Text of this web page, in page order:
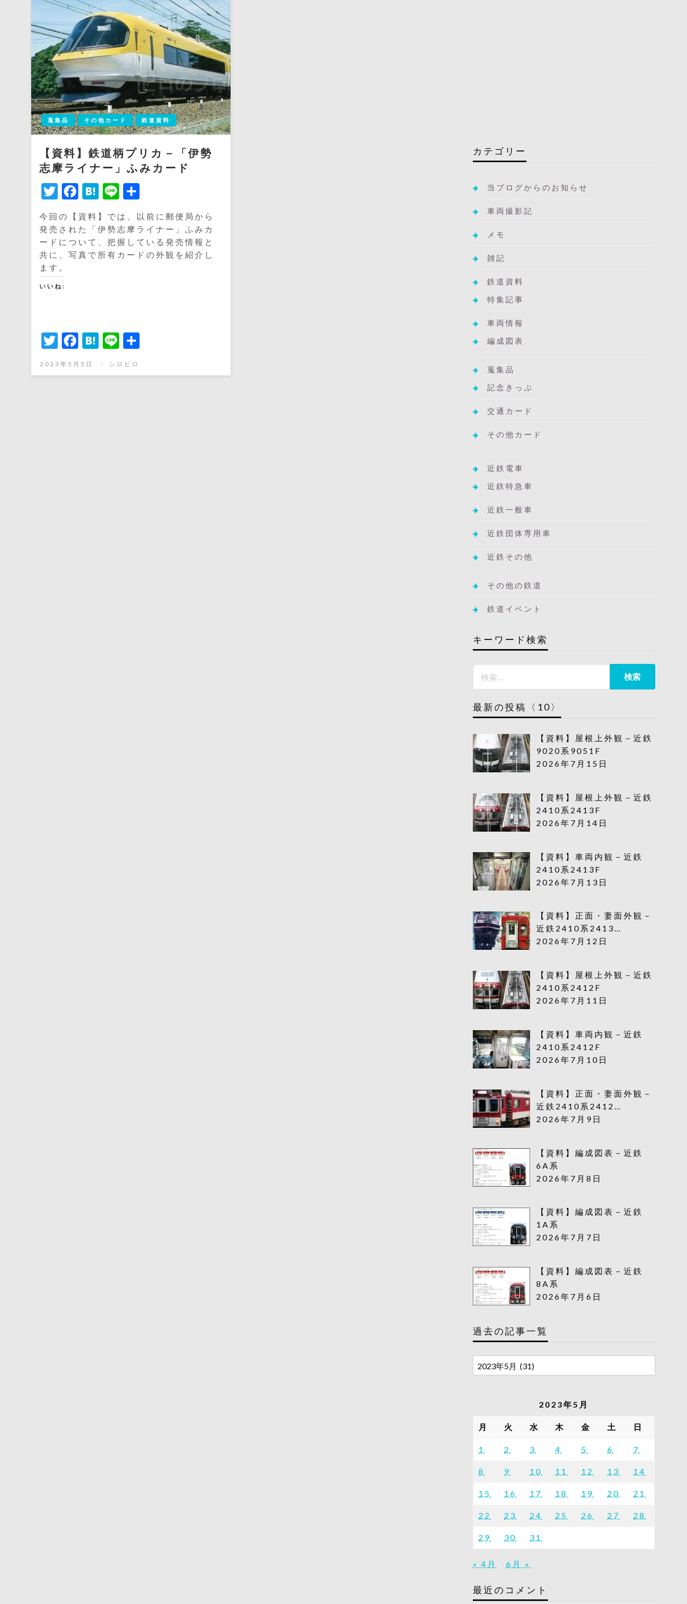
蒐集品 その他カード 鉄道資料
【資料】鉄道柄プリカ－「伊勢
志摩ライナー」ふみカード
Twitter
Facebook
Hatena
Line
有
今回の【資料】では、以前に郵便局から
発売された「伊勢志摩ライナー」ふみカ
ードについて、把握している発売情報と
共に、写真で所有カードの外観を紹介し
ます。
いいね:
Twitter
Facebook
Hatena
Line
投
日:
2023年5月5日 シロピロ
カテゴリー
当ブログからのお知らせ
車両撮影記
メモ
雑記
鉄道資料
特集記事
車両情報
編成図表
蒐集品
記念きっぷ
交通カード
その他カード
近鉄電車
近鉄特急車
近鉄一般車
近鉄団体専用車
近鉄その他
その他の鉄道
鉄道イベント
キーワード検索
最新の投稿〈10〉
【資料】屋根上外観－近鉄
9020系9051F
2026年7月15日
【資料】屋根上外観－近鉄
2410系2413F
2026年7月14日
【資料】車両内観－近鉄
2410系2413F
2026年7月13日
【資料】正面・妻面外観－
近鉄2410系2413…
2026年7月12日
【資料】屋根上外観－近鉄
2410系2412F
2026年7月11日
【資料】車両内観－近鉄
2410系2412F
2026年7月10日
【資料】正面・妻面外観－
近鉄2410系2412…
2026年7月9日
【資料】編成図表－近鉄
6A系
2026年7月8日
【資料】編成図表－近鉄
1A系
2026年7月7日
【資料】編成図表－近鉄
8A系
2026年7月6日
過去の記事一覧
去
一
2023年5月
月 火 水 木 金 土 日
1 2 3 4 5 6 7
8 9 10 11 12 13 14
15 16 17 18 19 20 21
22 23 24 25 26 27 28
29 30 31
« 4月 6月 »
最近のコメント